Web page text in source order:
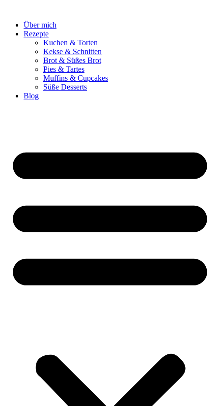
springenÜber mich
Rezepte
Kuchen & Torten
Kekse & Schnitten
Brot & Süßes Brot
Pies & Tartes
Muffins & Cupcakes
Süße Desserts
Blog